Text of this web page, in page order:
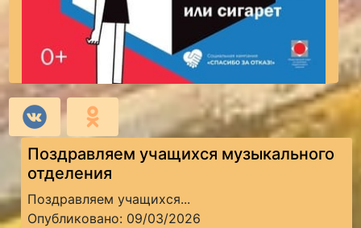
Поздравляем учащихся музыкального
отделения
Поздравляем учащихся...
Опубликовано: 09/03/2026